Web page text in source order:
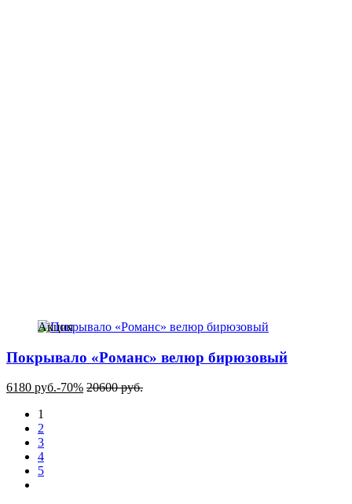
Акция
Покрывало «Романс» велюр бирюзовый
6180 руб.-70% 20600руб.
1
2
3
4
5